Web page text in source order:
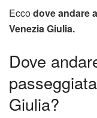
Eccodove andare
Venezia Giulia.
Dove
Giulia?